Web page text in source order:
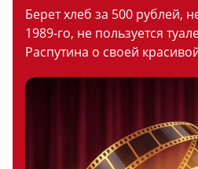
Берет хлеб за 500 рублей,
1989-го, не пользуется
Распутина о своей